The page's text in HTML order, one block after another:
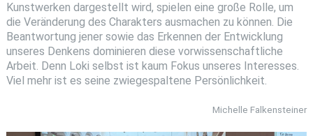
Kunstwerken dargestellt wird, spielen eine große Rolle, um
die Veränderung des Charakters ausmachen zu können. Die
Beantwortung jener sowie das Erkennen der Entwicklung
unseres Denkens dominieren diese vorwissenschaftliche
Arbeit. Denn Loki selbst ist kaum Fokus unseres Interesses.
Viel mehr ist es seine zwiegespaltene Persönlichkeit.
Michelle Falkensteiner